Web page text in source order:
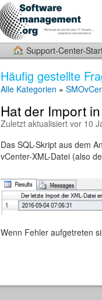
Support-Center-
Häufig gestellte
Alle Kategorien »
Hat der Import
Zuletzt aktualisiert vor 10
Das SQL-Skript aus dem
vCenter-XML-Datei (also
Wenn Fehler aufgetreten